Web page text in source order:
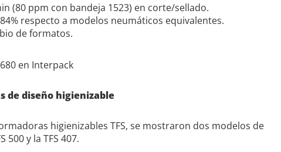
(80 ppm con bandeja 1523) en corte/sellado.
respecto a modelos neumáticos equivalentes.
de formatos.
de diseño higienizable
higienizables TFS, se mostraron dos modelos de
500 y la TFS 407.